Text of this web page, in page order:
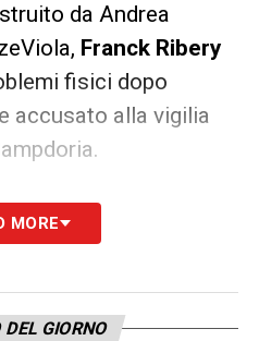
da Andrea
Franck Ribery
fisici dopo
accusato alla vigilia
recupererà in tempo
alle 18:30 contro lo
MORE
DEL GIORNO